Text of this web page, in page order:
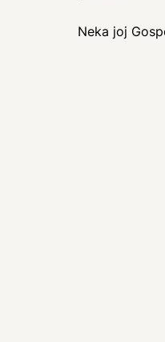
Neka joj